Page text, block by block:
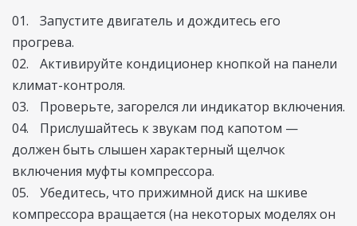
Запустите двигатель и дождитесь его
прогрева.
Активируйте кондиционер кнопкой на панели
климат-контроля.
Проверьте, загорелся ли индикатор включения.
Прислушайтесь к звукам под капотом —
должен быть слышен характерный щелчок
включения муфты компрессора.
Убедитесь, что прижимной диск на шкиве
компрессора вращается (на некоторых моделях он